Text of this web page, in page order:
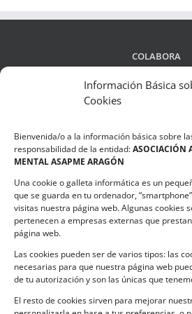
Información Básica
Cookies
Bienvenida/o a la información básica sobre
responsabilidad de la entidad:ASOCIACIÓN
MENTAL ASAPME ARAGÓN
Una cookie o galleta informática es un
que se guarda en tu ordenador,
visitas nuestra página web. Algunas cookies
pertenecen a empresas externas que
página web.
Las cookies pueden ser de varios tipos: las
necesarias para que nuestra página web
de tu autorización y son las únicas que
El resto de cookies sirven para mejorar
COLABORA
Política de
Compromiso de Protección
Política de Cookies
CONTACTO
C/ Ciudadela s/n. Parque
50017 Zaragoza